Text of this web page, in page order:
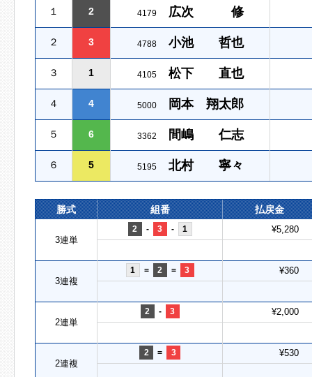
１ 2 4179 広次 修
２ 3 4788 小池 哲也
３ 1 4105 松下 直也
４ 4 5000 岡本 翔太郎
５ 6 3362 間嶋 仁志
６ 5 5195 北村 寧々
勝式 組番 払戻金
3連単
2 - 3 - 1 ¥5,280
3連複
1 = 2 = 3 ¥360
2連単
2 - 3 ¥2,000
2連複
2 = 3 ¥530